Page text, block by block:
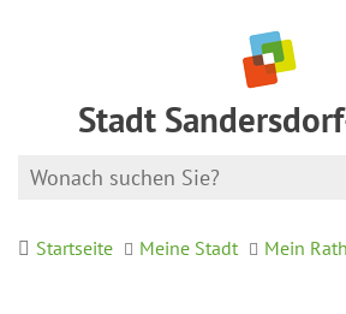
Stadt
Startseite Meine Stadt Mein